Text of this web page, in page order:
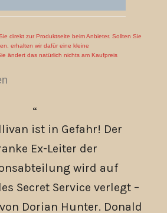
direkt zur Produktseite beim Anbieter. Sollten Sie
erhalten wir dafür eine kleine
ändert das natürlich nichts am Kaufpreis
ist in Gefahr! Der
Ex-Leiter der
wird auf
Secret Service verlegt –
Dorian Hunter. Donald